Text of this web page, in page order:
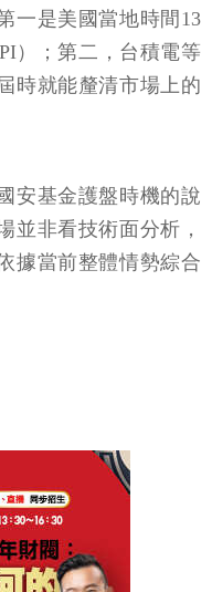
一是美國當地時間13
）；第二，台積電等
時就能釐清市場上的
安基金護盤時機的說
並非看技術面分析，
據當前整體情勢綜合